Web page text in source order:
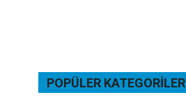
POPÜLER KATEGORILER